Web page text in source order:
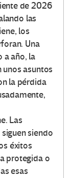
de 2026
las
los
Una
a año, la
unos asuntos
la pérdida
Las
siendo
éxitos
protegida o
esas